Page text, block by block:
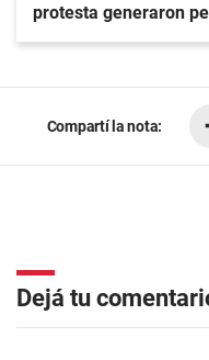
protesta generaron
Compartí la nota:
Dejá tu